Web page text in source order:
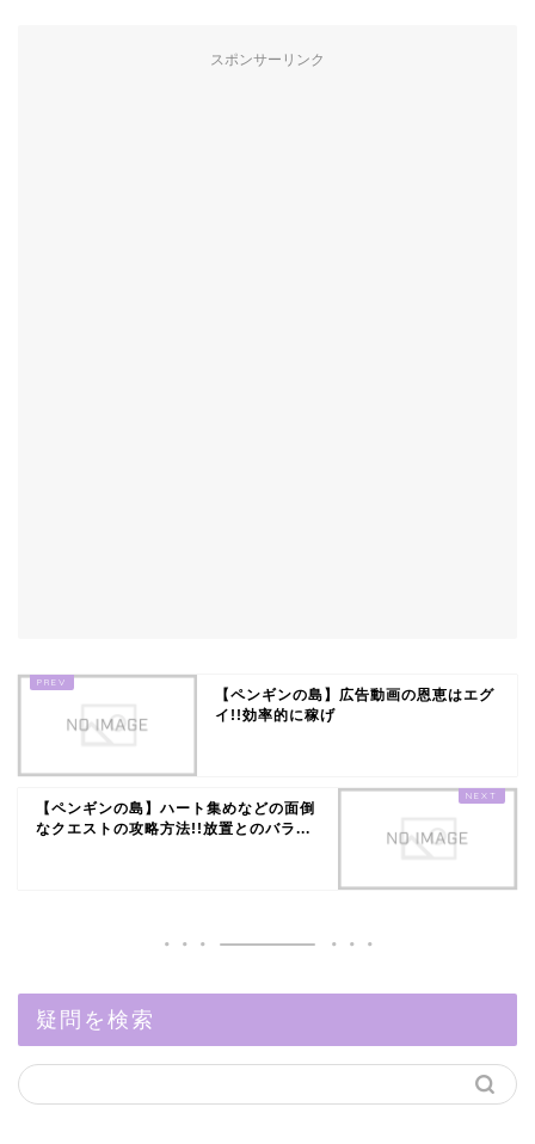
スポンサーリンク
【ペンギンの島】広告動画の恩恵はエグ
イ!!効率的に稼げ
【ペンギンの島】ハート集めなどの面倒
なクエストの攻略方法!!放置とのバラ...
疑問を検索